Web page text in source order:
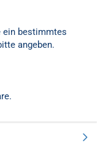
ein bestimmtes
angeben.